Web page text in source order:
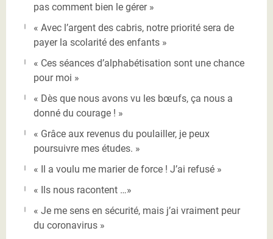
pas comment bien le gérer »
« Avec l’argent des cabris, notre priorité sera de
payer la scolarité des enfants »
« Ces séances d’alphabétisation sont une chance
pour moi »
« Dès que nous avons vu les bœufs, ça nous a
donné du courage ! »
« Grâce aux revenus du poulailler, je peux
poursuivre mes études. »
« Il a voulu me marier de force ! J’ai refusé »
« Ils nous racontent …»
« Je me sens en sécurité, mais j’ai vraiment peur
du coronavirus »